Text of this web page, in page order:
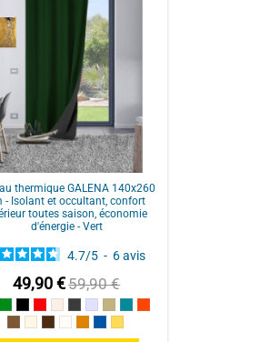
thermique GALENA 140x260
- Isolant et occultant, confort
toutes saison, économie
d'énergie - Vert
4.7/5 - 6avis
49,90 €59,90 €
VertNoirRouge / Red
LinAnthracite/Dark Grey
PerleEcruBleu Canard
Terracotta
TaupeMasticChocolat
Naturel
Poterie
Pétrole
ocre